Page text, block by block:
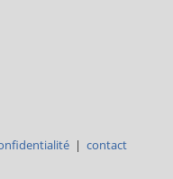
| contact